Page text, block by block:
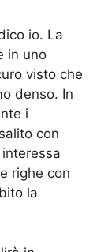
io. La
in uno
visto che
denso. In
i
con
righe con
la